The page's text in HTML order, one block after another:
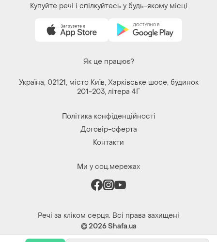
Купуйте речі і спілкуйтесь у будь-якому місці
Як це працює?
Україна, 02121, місто Київ, Харківське шосе, будинок
201-203, літера 4Г
Політика конфіденційності
Договір-оферта
Контакти
Ми у соц.мережах
Речі за кліком серця. Всі права захищені
© 2026Shafa.ua